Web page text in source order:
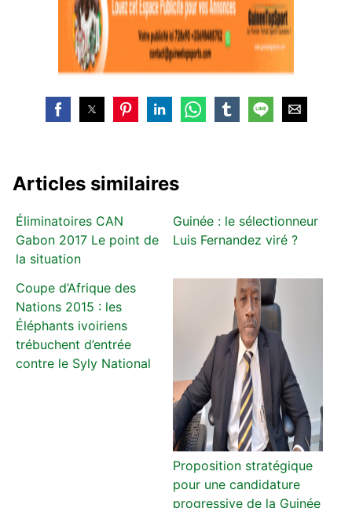
Articles similaires
Éliminatoires CAN
Gabon 2017 Le point de
la situation
Guinée : le sélectionneur
Luis Fernandez viré ?
Coupe d’Afrique des
Nations 2015 : les
Éléphants ivoiriens
trébuchent d’entrée
contre le Syly National
Proposition stratégique
pour une candidature
progressive de la Guinée